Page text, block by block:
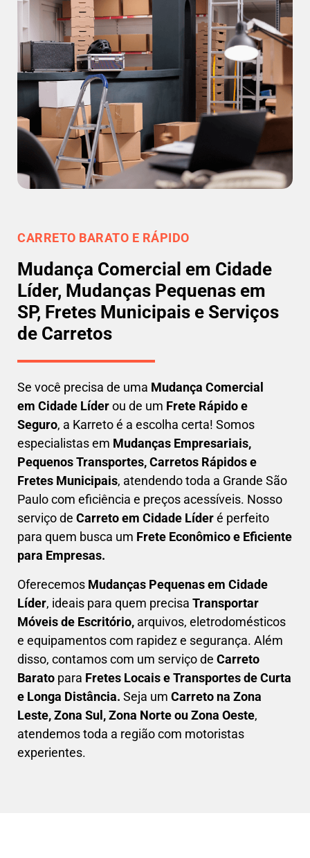
CARRETO BARATO E RÁPIDO
Mudança Comercial em Cidade
Líder, Mudanças Pequenas em
SP, Fretes Municipais e Serviços
de Carretos
Se você precisa de uma Mudança Comercial
em Cidade Líderou de um Frete Rápido e
Seguro, a Karreto é a escolha certa! Somos
especialistas em Mudanças Empresariais,
Pequenos Transportes, Carretos Rápidos e
Fretes Municipais, atendendo toda a Grande São
Paulo com eficiência e preços acessíveis. Nosso
serviço de Carreto em Cidade Líderé perfeito
para quem busca um Frete Econômico e Eficiente
para Empresas.
Oferecemos Mudanças Pequenas em Cidade
Líder, ideais para quem precisa Transportar
Móveis de Escritório, arquivos, eletrodomésticos
e equipamentos com rapidez e segurança. Além
disso, contamos com um serviço de Carreto
Barato para Fretes Locais e Transportes de Curta
e Longa Distância. Seja um Carreto na Zona
Leste, Zona Sul, Zona Norte ou Zona Oeste,
atendemos toda a região com motoristas
experientes.